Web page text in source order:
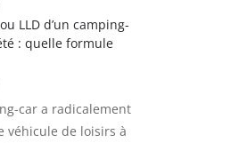
LLD d’un camping-
: quelle formule
car a radicalement
véhicule de loisirs à